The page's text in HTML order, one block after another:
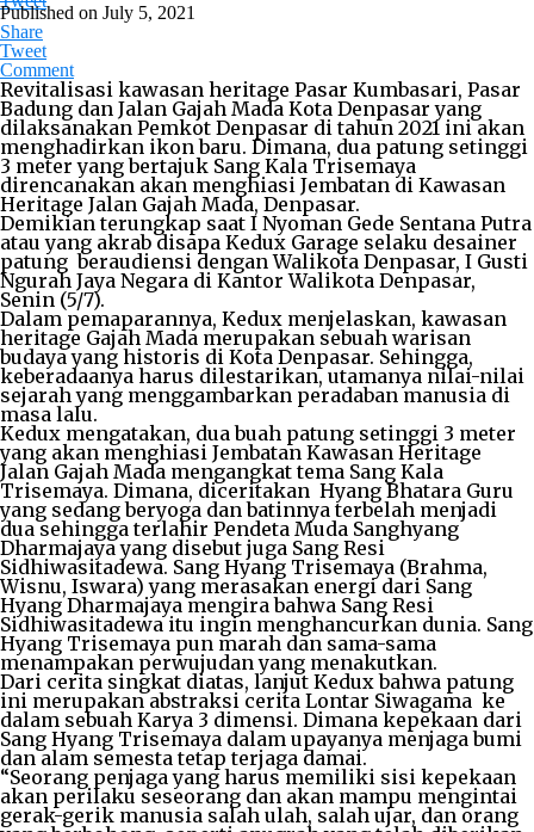
Published on July 5, 2021
Share
Tweet
Comment
Revitalisasi kawasan heritage Pasar Kumbasari, Pasar
Badung dan Jalan Gajah Mada Kota Denpasar yang
dilaksanakan Pemkot Denpasar di tahun 2021 ini akan
menghadirkan ikon baru. Dimana, dua patung setinggi
3 meter yang bertajuk Sang Kala Trisemaya
direncanakan akan menghiasi Jembatan di Kawasan
Heritage Jalan Gajah Mada, Denpasar.
Demikian terungkap saat I Nyoman Gede Sentana Putra
atau yang akrab disapa Kedux Garage selaku desainer
patung beraudiensi dengan Walikota Denpasar, I Gusti
Ngurah Jaya Negara di Kantor Walikota Denpasar,
Senin (5/7).
Dalam pemaparannya, Kedux menjelaskan, kawasan
heritage Gajah Mada merupakan sebuah warisan
budaya yang historis di Kota Denpasar. Sehingga,
keberadaanya harus dilestarikan, utamanya nilai-nilai
sejarah yang menggambarkan peradaban manusia di
masa lalu.
Kedux mengatakan, dua buah patung setinggi 3 meter
yang akan menghiasi Jembatan Kawasan Heritage
Jalan Gajah Mada mengangkat tema Sang Kala
Trisemaya. Dimana, diceritakan Hyang Bhatara Guru
yang sedang beryoga dan batinnya terbelah menjadi
dua sehingga terlahir Pendeta Muda Sanghyang
Dharmajaya yang disebut juga Sang Resi
Sidhiwasitadewa. Sang Hyang Trisemaya (Brahma,
Wisnu, Iswara) yang merasakan energi dari Sang
Hyang Dharmajaya mengira bahwa Sang Resi
Sidhiwasitadewa itu ingin menghancurkan dunia. Sang
Hyang Trisemaya pun marah dan sama-sama
menampakan perwujudan yang menakutkan.
Dari cerita singkat diatas, lanjut Kedux bahwa patung
ini merupakan abstraksi cerita Lontar Siwagama ke
dalam sebuah Karya 3 dimensi. Dimana kepekaan dari
Sang Hyang Trisemaya dalam upayanya menjaga bumi
dan alam semesta tetap terjaga damai.
“Seorang penjaga yang harus memiliki sisi kepekaan
akan perilaku seseorang dan akan mampu mengintai
gerak-gerik manusia salah ulah, salah ujar, dan orang